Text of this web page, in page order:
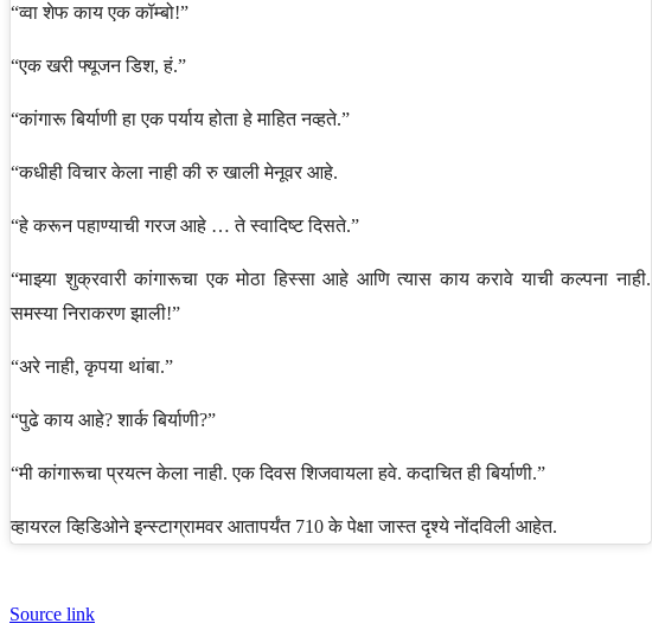
“व्वा शेफ काय एक कॉम्बो!”
“एक खरी फ्यूजन डिश, हं.”
“कांगारू बिर्याणी हा एक पर्याय होता हे माहित नव्हते.”
“कधीही विचार केला नाही की रु खाली मेनूवर आहे.
“हे करून पहाण्याची गरज आहे … ते स्वादिष्ट दिसते.”
“माझ्या शुक्रवारी कांगारूचा एक मोठा हिस्सा आहे आणि त्यास काय करावे याची कल्पना नाही.
समस्या निराकरण झाली!”
“अरे नाही, कृपया थांबा.”
“पुढे काय आहे? शार्क बिर्याणी?”
“मी कांगारूचा प्रयत्न केला नाही. एक दिवस शिजवायला हवे. कदाचित ही बिर्याणी.”
व्हायरल व्हिडिओने इन्स्टाग्रामवर आतापर्यंत 710 के पेक्षा जास्त दृश्ये नोंदविली आहेत.
Source link